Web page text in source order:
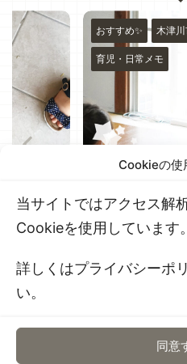
Cookieの使
当サイトではアクセス解
Cookieを使用しています。
詳しくはプライバシーポ
い。
同意
周辺
さん
てきまし
ありがとうご
前になるんで
た、 子ども
さんのレッス
した！ 音と動
プロスラン
おすすめ✨
木津川市城
室"still"さ
した♪
こんにちは
覧いただきあ
させていただ
事をあげた当
*情報提供